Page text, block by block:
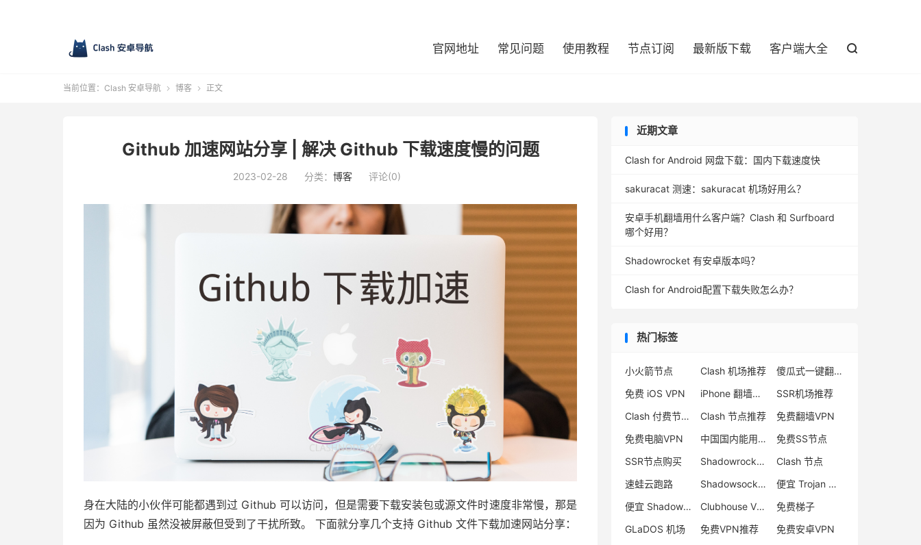
官网地址 常见问题 使用教程 节点订阅 最新版下载 客户端大全 
当前位置： Clash 安卓导航  博客  正文
Github 加速网站分享 | 解决 Github 下载速度慢的问题
2023-02-28 分类： 博客 评论(0)
身在大陆的小伙伴可能都遇到过 Github 可以访问，但是需要下载安装包或源文件时速度非常慢，那是
因为 Github 虽然没被屏蔽但受到了干扰所致。 下面就分享几个支持 Github 文件下载加速网站分享：
近期文章
Clash for Android 网盘下载：国内下载速度快
sakuracat 测速：sakuracat 机场好用么？
安卓手机翻墙用什么客户端？Clash 和 Surfboard
哪个好用？
Shadowrocket 有安卓版本吗？
Clash for Android配置下载失败怎么办？
热门标签
小火箭节点 Clash 机场推荐
傻瓜式一键翻墙VPN客户端
免费 iOS VPN
iPhone 翻墙代理软件
SSR机场推荐
Clash 付费节点购买
Clash 节点推荐
免费翻墙VPN
免费电脑VPN
中国国内能用的翻墙VPN推荐
免费SS节点
SSR节点购买
Shadowrocket 地址
Clash 节点
速蛙云跑路
Shadowsocks 付费节点
便宜 Trojan 购买
便宜 Shadowsocks 购买
Clubhouse VPN
免费梯子
GLaDOS 机场
免费VPN推荐
免费安卓VPN